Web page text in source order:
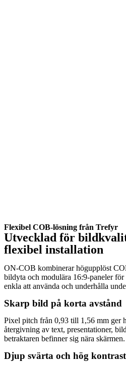
Flexibel COB-lösning från Trefyr
Utvecklad för
flexibel installation
ON-COB kombinerar högupplöst
bildyta och modulära 16:9-paneler för
enkla att använda och underhålla
Skarp bild på korta avstånd
Pixel pitch från 0,93 till 1,56 mm ger
återgivning av text, presentationer,
betraktaren befinner sig nära skärmen.
Djup svärta och hög kontrast